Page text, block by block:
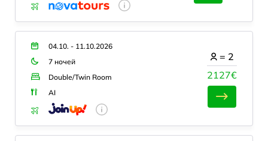
04.10. - 11.10.2026
7 ночей
Double/Twin Room
AI
2127€
= 2